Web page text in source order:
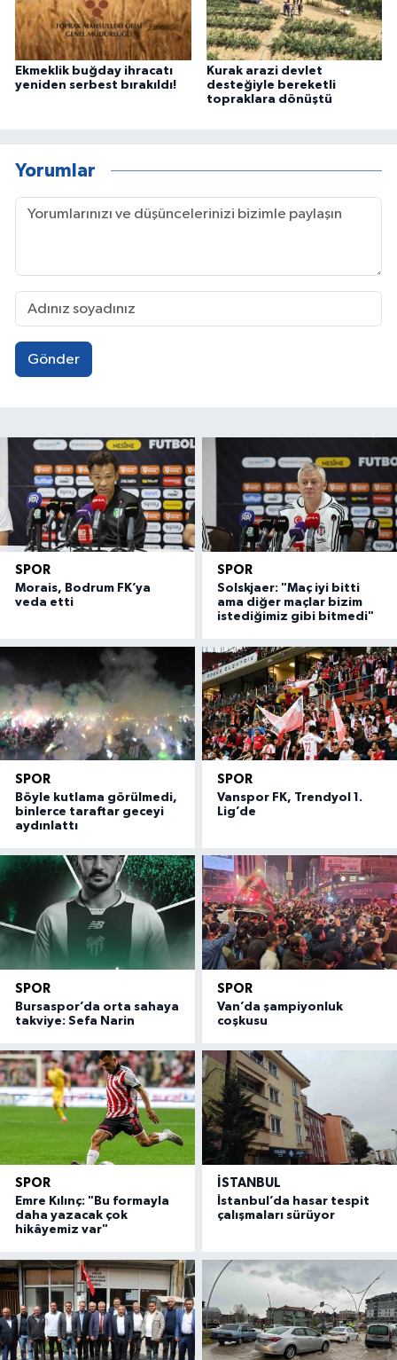
Ekmeklik buğday ihracatı
yeniden serbest bırakıldı!
Kurak arazi devlet
desteğiyle bereketli
topraklara dönüştü
Yorumlar
Gönder
SPOR
Morais, Bodrum FK’ya
veda etti
SPOR
Solskjaer: "Maç iyi bitti
ama diğer maçlar bizim
istediğimiz gibi bitmedi"
SPOR
Böyle kutlama görülmedi,
binlerce taraftar geceyi
aydınlattı
SPOR
Vanspor FK, Trendyol 1.
Lig’de
SPOR
Bursaspor’da orta sahaya
takviye: Sefa Narin
SPOR
Van’da şampiyonluk
coşkusu
SPOR
Emre Kılınç: "Bu formayla
daha yazacak çok
hikâyemiz var"
İSTANBUL
İstanbul’da hasar tespit
çalışmaları sürüyor